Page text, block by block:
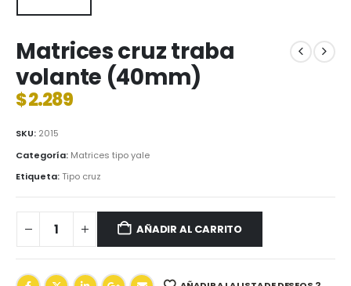
Matrices cruz traba
volante (40mm)
$2.289
SKU: 2015
Categoría: Matrices tipo yale
Etiqueta:Tipo cruz
AÑADIR AL CARRITO